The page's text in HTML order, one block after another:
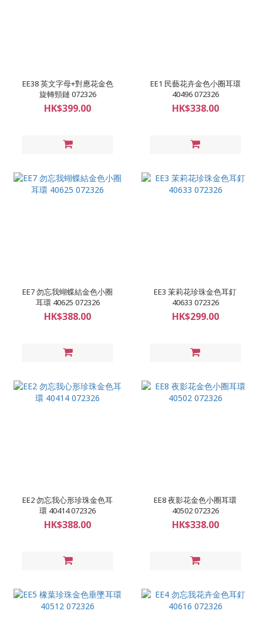
EE38 英文字母+對應花金色
旋轉頸鏈 072326
HK$399.00
EE1 民藝花卉金色小圈耳環
40496 072326
HK$338.00
EE7 勿忘我蝴蝶結金色小圈
耳環 40625 072326
HK$388.00
EE3 茉莉花珍珠金色耳釘
40633 072326
HK$299.00
EE2 勿忘我心形珍珠金色耳
環 40414 072326
HK$388.00
EE8 夜影花金色小圈耳環
40502 072326
HK$338.00